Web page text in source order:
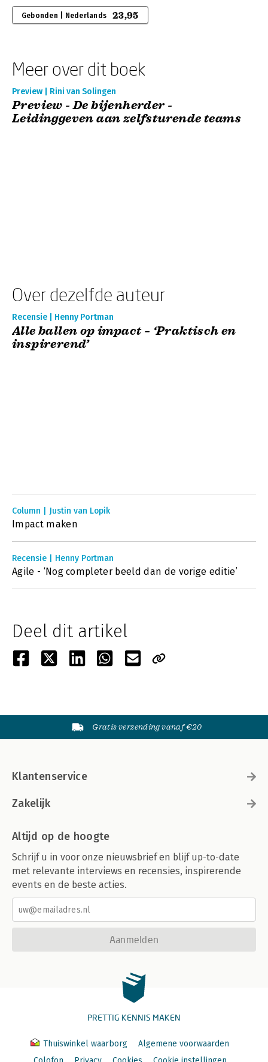
Gebonden | Nederlands 23,95
Meer over dit boek
Preview | Rini van Solingen
Preview - De bijenherder -
Leidinggeven aan zelfsturende teams
Over dezelfde auteur
Recensie | Henny Portman
Alle ballen op impact – ‘Praktisch en
inspirerend’
Column | Justin van Lopik
Impact maken
Recensie | Henny Portman
Agile - ‘Nog completer beeld dan de vorige editie’
Deel dit artikel
Gratis verzending vanaf €20
Klantenservice
Zakelijk
Altijd op de hoogte
Schrijf u in voor onze nieuwsbrief en blijf up-to-date
met relevante interviews en recensies, inspirerende
events en de beste acties.
Aanmelden
PRETTIG KENNIS MAKEN
Thuiswinkel waarborg
Algemene voorwaarden